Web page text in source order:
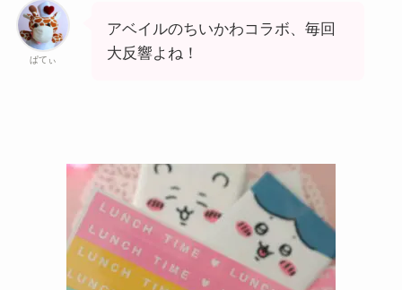
ぱてぃ
アベイルのちいかわコラボ、毎回
大反響よね！